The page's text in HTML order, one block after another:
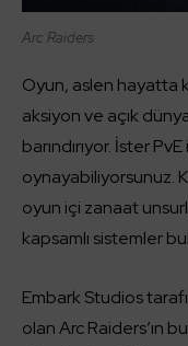
Arc Raiders
Oyun, aslen hayatta
aksiyon ve açık
barındırıyor. İster
oynayabiliyorsunuz.
oyun içi zanaat
kapsamlı sistemler
Embark Studios
olan Arc Raiders’ın